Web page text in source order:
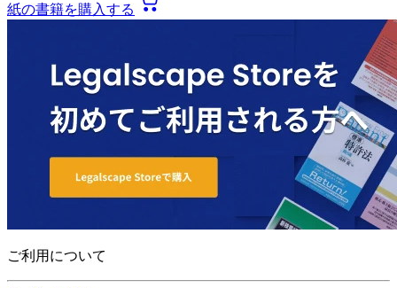
紙の書籍を購入する
ご利用について